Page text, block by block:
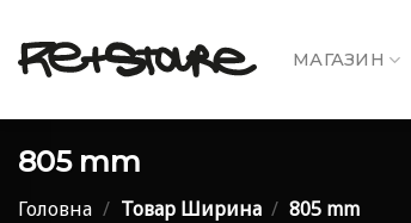
content
МАГАЗИН
805 mm
Головна / Товар Ширина / 805 mm